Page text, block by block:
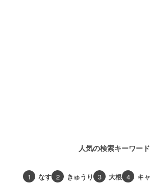
人気の検索キーワード
1 なす 2 きゅうり 3 大根 4 キ